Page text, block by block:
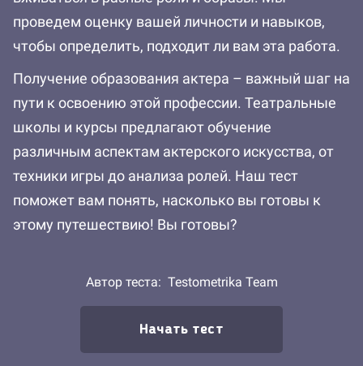
проведем оценку вашей личности и навыков,
чтобы определить, подходит ли вам эта работа.
Получение образования актера – важный шаг на
пути к освоению этой профессии. Театральные
школы и курсы предлагают обучение
различным аспектам актерского искусства, от
техники игры до анализа ролей. Наш тест
поможет вам понять, насколько вы готовы к
этому путешествию! Вы готовы?
Автор теста: Testometrika Team
Начать тест